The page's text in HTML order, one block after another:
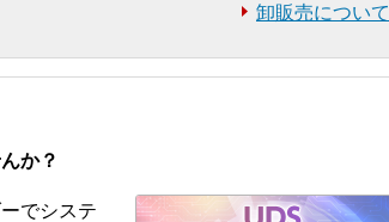
卸販売について
か？
でシステ